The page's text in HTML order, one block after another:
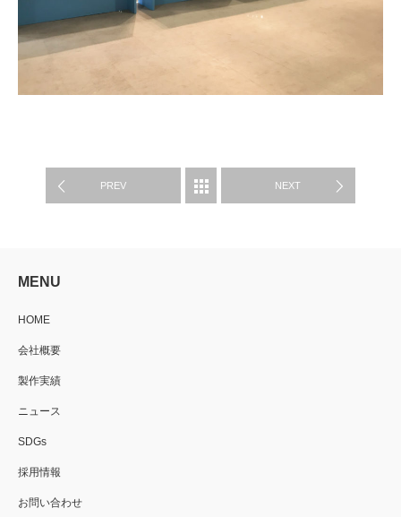
PREV
WORKS NEXT
MENU
HOME
会社概要
製作実績
ニュース
SDGs
採用情報
お問い合わせ